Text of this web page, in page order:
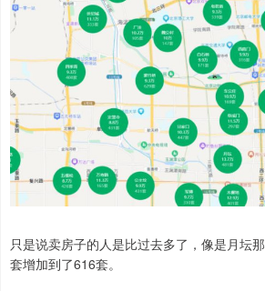
只是说卖房子的人是比过去多了，像是月坛
套增加到了616套。